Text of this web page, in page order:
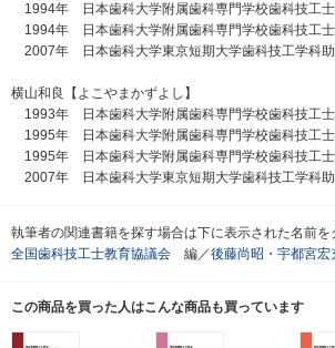
1994年 日本歯科大学附属歯科専門学校歯科技工
1994年 日本歯科大学附属歯科専門学校歯科技工
2007年 日本歯科大学東京短期大学歯科技工学科
横山和良【よこやまかずよし】
1993年 日本歯科大学附属歯科専門学校歯科技工
1995年 日本歯科大学附属歯科専門学校歯科技工
1995年 日本歯科大学附属歯科専門学校歯科技工
2007年 日本歯科大学東京短期大学歯科技工学科
執筆者の関連書籍を探す場合は下に表示された名前
全国歯科技工士教育協議会 編／後藤尚昭 ・ 宇都宮宏
この商品を買った人はこんな商品も買っています